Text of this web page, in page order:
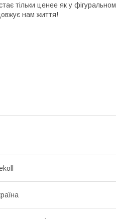
тільки ценее як у
нам життя!